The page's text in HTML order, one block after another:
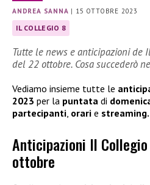
ANDREA SANNA | 15 OTTOBRE 2023
IL COLLEGIO 8
Tutte le news e anticipazioni de
del 22 ottobre. Cosa succederò
Vediamo insieme tutte le
2023 per la puntata di
partecipanti, orari e streaming.
Anticipazioni Il
ottobre